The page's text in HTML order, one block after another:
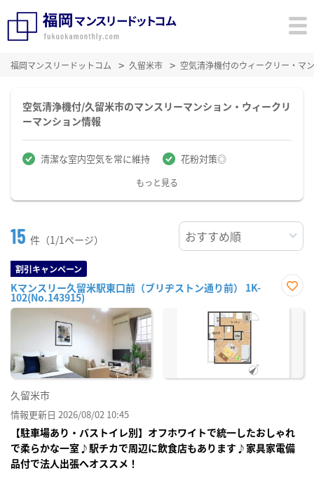
福岡マンスリードットコム 久留米市 空気清浄機付のウィークリー・マ
空気清浄機付/久留米市のマンスリーマンション・ウィークリ
ーマンション情報
清潔な室内空気を常に維持 花粉対策◎
もっと見る
15 件（1/1ページ）
割引キャンペーン
Kマンスリー久留米駅東口前（ブリヂストン通り前） 1K-
102(No.143915)
に入
久留米市
情報更新日 2026/08/02 10:45
【駐車場あり・バストイレ別】オフホワイトで統一したおしゃれ
で柔らかな一室♪駅チカで周辺に飲食店もあります♪家具家電備
品付で法人出張へオススメ！